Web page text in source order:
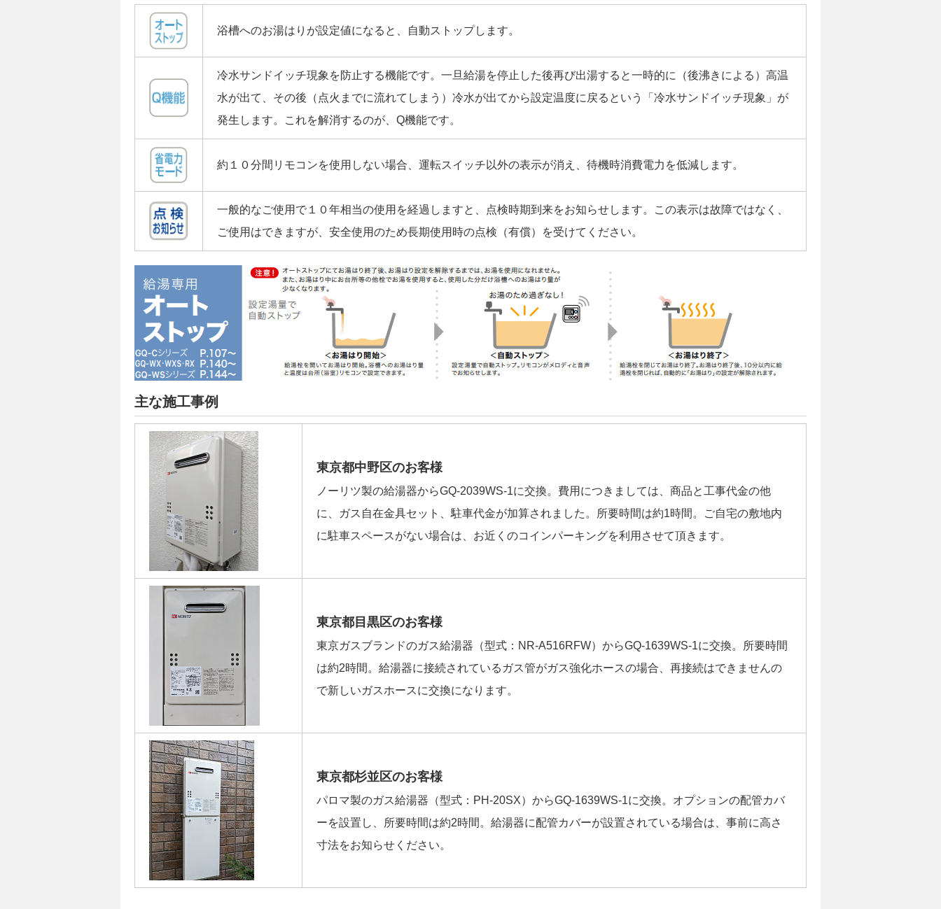
浴槽へのお湯はりが設定値になると、自動ストップします。
冷水サンドイッチ現象を防止する機能です。一旦給湯を停止した後再び出湯すると一時的に（後沸きによる）高温
水が出て、その後（点火までに流れてしまう）冷水が出てから設定温度に戻るという「冷水サンドイッチ現象」が
発生します。これを解消するのが、Q機能です。
約１０分間リモコンを使用しない場合、運転スイッチ以外の表示が消え、待機時消費電力を低減します。
一般的なご使用で１０年相当の使用を経過しますと、点検時期到来をお知らせします。この表示は故障ではなく、
ご使用はできますが、安全使用のため長期使用時の点検（有償）を受けてください。
主な施工事例
東京都中野区のお客様
ノーリツ製の給湯器からGQ-2039WS-1に交換。費用につきましては、商品と工事代金の他
に、ガス自在金具セット、駐車代金が加算されました。所要時間は約1時間。ご自宅の敷地内
に駐車スペースがない場合は、お近くのコインパーキングを利用させて頂きます。
東京都目黒区のお客様
東京ガスブランドのガス給湯器（型式：NR-A516RFW）からGQ-1639WS-1に交換。所要時間
は約2時間。給湯器に接続されているガス管がガス強化ホースの場合、再接続はできませんの
で新しいガスホースに交換になります。
東京都杉並区のお客様
パロマ製のガス給湯器（型式：PH-20SX）からGQ-1639WS-1に交換。オプションの配管カバ
ーを設置し、所要時間は約2時間。給湯器に配管カバーが設置されている場合は、事前に高さ
寸法をお知らせください。